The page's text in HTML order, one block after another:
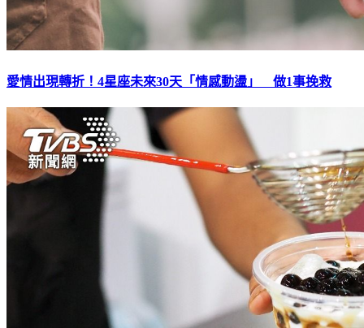
愛情出現轉折！4星座未來30天「情感動盪」 做1事挽救